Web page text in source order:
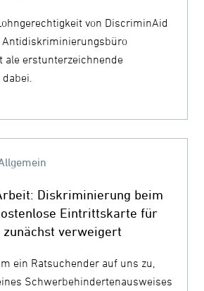
von DiscriminAid
ale erstunterzeichnende
Diskriminierung beim
Eintrittskarte für
verweigert
ein Ratsuchender auf uns zu,
Schwerbehindertenausweises